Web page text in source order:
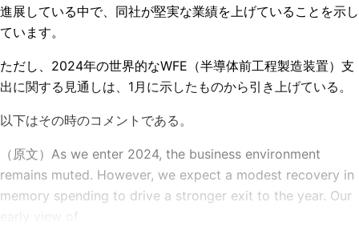
進展している中で、同社が堅実な業績を上げていることを示し
ています。
ただし、2024年の世界的なWFE（半導体前工程製造装置）支
出に関する見通しは、1月に示したものから引き上げている。
以下はその時のコメントである。
（原文）As we enter 2024, the business environment
remains muted. However, we expect a modest recovery in
memory spending to drive a stronger exit to the year. Our
early view of